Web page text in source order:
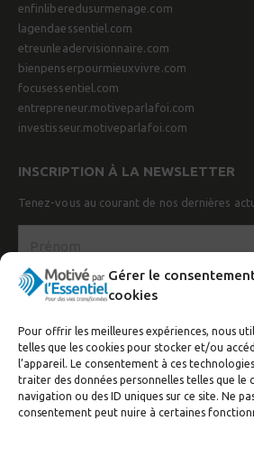
Gérer le
cookies
Pour offrir les meilleures expériences, nous
telles que les cookies pour stocker et/ou
l’appareil. Le consentement à ces
traiter des données personnelles telles que le
navigation ou des ID uniques sur ce site. Ne
consentement peut nuire à certaines
enfinliberedusurmenage.com
lagendaessentiel.com
etreunleadervisionnaire.com
bienpenserpourmieuxvivre.com
focusessentiel.com
entrepreneur.motiveparlafoi.com
investisseur.motiveparlafoi.com
INSCRIPTION À LA NEWSLETTER
Tenez-vous au courant de nos dernières
J’accepte de recevoir la newsletter